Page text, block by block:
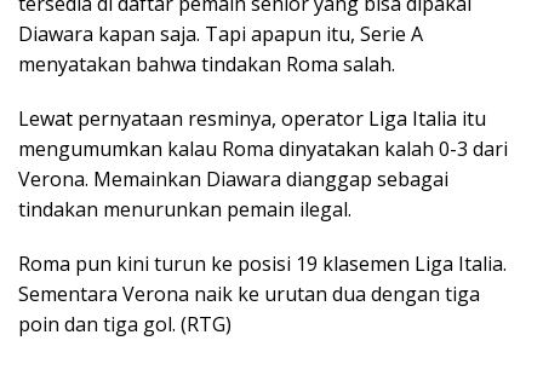
Diawara kapan saja. Tapi apapun itu, Serie A
menyatakan bahwa tindakan Roma salah.
Lewat pernyataan resminya, operator Liga Italia itu
mengumumkan kalau Roma dinyatakan kalah 0-3 dari
Verona. Memainkan Diawara dianggap sebagai
tindakan menurunkan pemain ilegal.
Roma pun kini turun ke posisi 19 klasemen Liga Italia.
Sementara Verona naik ke urutan dua dengan tiga
poin dan tiga gol. (RTG)